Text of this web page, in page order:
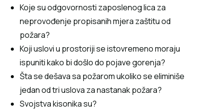
Koje su odgovornosti zaposlenog lica za
neprovođenje propisanih mjera zaštitu od
požara?
Koji uslovi u prostoriji se istovremeno moraju
ispuniti kako bi došlo do pojave gorenja?
Šta se dešava sa požarom ukoliko se eliminiše
jedan od tri uslova za nastanak požara?
Svojstva kisonika su?